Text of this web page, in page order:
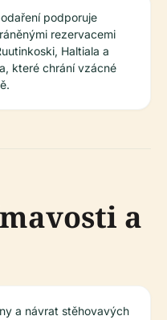
podporuje
rezervacemi
Haltiala a
které chrání vzácné
a
a návrat stěhovavých